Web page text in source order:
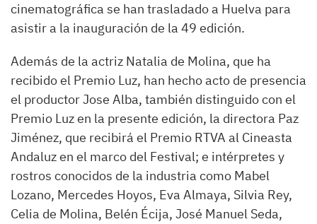
cinematográfica se han trasladado a Huelva para
asistir a la inauguración de la 49 edición.
Además de la actriz Natalia de Molina, que ha
recibido el Premio Luz, han hecho acto de presencia
el productor Jose Alba, también distinguido con el
Premio Luz en la presente edición, la directora Paz
Jiménez, que recibirá el Premio RTVA al Cineasta
Andaluz en el marco del Festival; e intérpretes y
rostros conocidos de la industria como Mabel
Lozano, Mercedes Hoyos, Eva Almaya, Silvia Rey,
Celia de Molina, Belén Écija, José Manuel Seda,